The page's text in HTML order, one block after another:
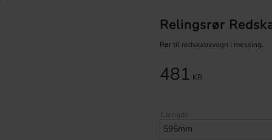
Relingsrør
Rør til redskabsvogn i messing.
481 KR
Længde
HURTIG
LEVERING
DAGES
FRI
FRAGT